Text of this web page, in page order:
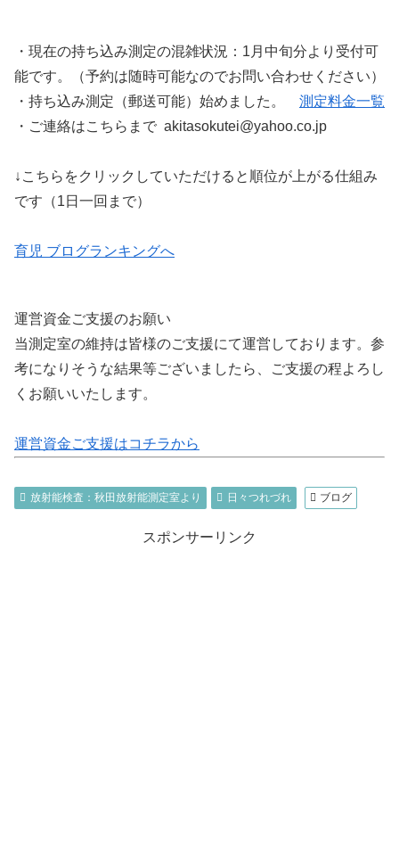
・現在の持ち込み測定の混雑状況：1月中旬分より受付可
能です。（予約は随時可能なのでお問い合わせください）
・持ち込み測定（郵送可能）始めました。 測定料金一覧
・ご連絡はこちらまで akitasokutei@yahoo.co.jp
↓こちらをクリックしていただけると順位が上がる仕組み
です（1日一回まで）
育児 ブログランキングへ
運営資金ご支援のお願い
当測定室の維持は皆様のご支援にて運営しております。参
考になりそうな結果等ございましたら、ご支援の程よろし
くお願いいたします。
運営資金ご支援はコチラから
放射能検査：秋田放射能測定室より 日々つれづれ ブログ
スポンサーリンク